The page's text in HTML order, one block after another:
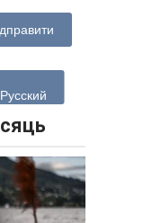
Русский